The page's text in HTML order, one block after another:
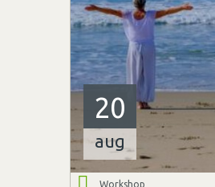
20
aug
Workshop